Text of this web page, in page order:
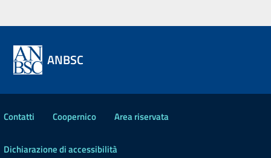
ANBSC
Contatti Coopernico Area riservata
Dichiarazione di accessibilità